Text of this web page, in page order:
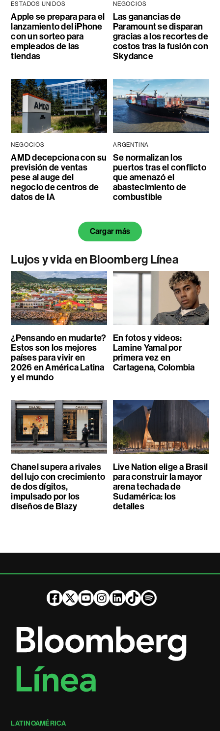
ESTADOS UNIDOS
Apple se prepara para el
lanzamiento del iPhone
con un sorteo para
empleados de las
tiendas
NEGOCIOS
Las ganancias de
Paramount se disparan
gracias a los recortes de
costos tras la fusión con
Skydance
NEGOCIOS
AMD decepciona con su
previsión de ventas
pese al auge del
negocio de centros de
datos de IA
ARGENTINA
Se normalizan los
puertos tras el conflicto
que amenazó el
abastecimiento de
combustible
Cargar más
Lujos y vida en Bloomberg Línea
¿Pensando en mudarte?
Estos son los mejores
países para vivir en
2026 en América Latina
y el mundo
En fotos y videos:
Lamine Yamal por
primera vez en
Cartagena, Colombia
Chanel supera a rivales
del lujo con crecimiento
de dos dígitos,
impulsado por los
diseños de Blazy
Live Nation elige a Brasil
para construir la mayor
arena techada de
Sudamérica: los
detalles
LATINOAMÉRICA